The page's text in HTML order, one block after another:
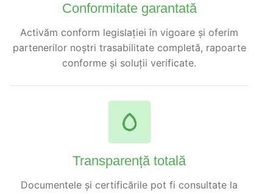
Conformitate garantată
Activăm conform legislației în vigoare și oferim
partenerilor noștri trasabilitate completă, rapoarte
conforme și soluții verificate.
Transparență totală
Documentele și certificările pot fi consultate la